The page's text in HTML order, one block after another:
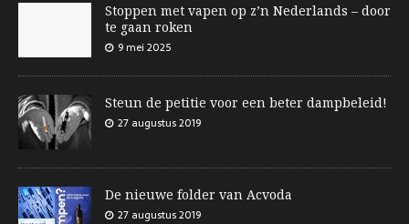
Stoppen met vapen op z’n Nederlands – door
te gaan roken
9 mei 2025
Steun de petitie voor een beter dampbeleid!
27 augustus 2019
De nieuwe folder van Acvoda
27 augustus 2019